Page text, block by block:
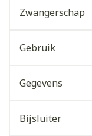
Zwangerschap
Gebruik
Gegevens
Bijsluiter